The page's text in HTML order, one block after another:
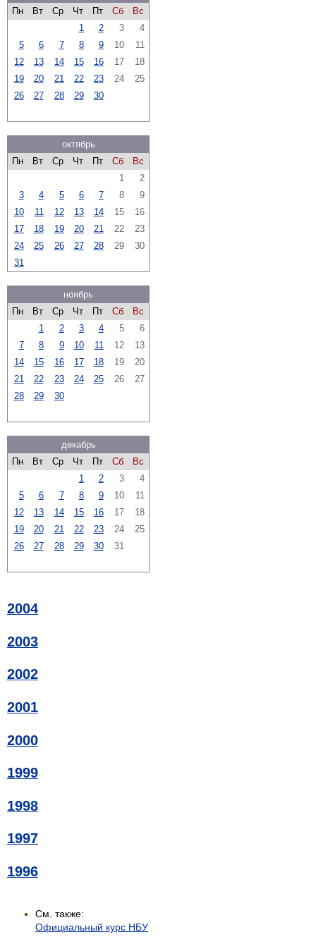
Пн
Вт Ср Чт Пт Сб
Вс
1
2 3
4
5
6 7 8 9 10
11
12
13 14 15 16 17
18
19
20 21 22 23 24
25
26
27 28 29 30
октябрь
Пн
Вт Ср Чт Пт Сб
Вс
1
2
3
4 5 6 7 8
9
10
11 12 13 14 15
16
17
18 19 20 21 22
23
24
25 26 27 28 29
30
31
ноябрь
Пн
Вт Ср Чт Пт Сб
Вс
1
2 3 4 5
6
7
8 9 10 11 12
13
14
15 16 17 18 19
20
21
22 23 24 25 26
27
28
29 30
декабрь
Пн
Вт Ср Чт Пт Сб
Вс
1
2 3
4
5
6 7 8 9 10
11
12
13 14 15 16 17
18
19
20 21 22 23 24
25
26
27 28 29 30 31
2004
2003
2002
2001
2000
1999
1998
1997
1996
См. также:
Официальный курс НБУ